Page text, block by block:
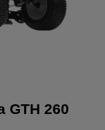
GTH 260